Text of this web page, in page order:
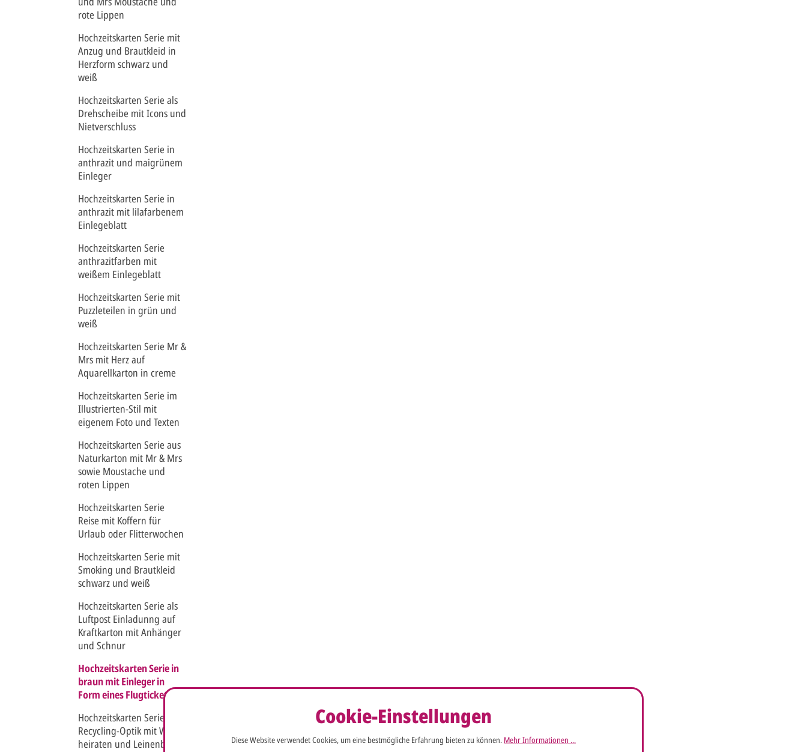
rote Lippen
Hochzeitskarten Serie mit
Anzug und Brautkleid in
Herzform schwarz und
weiß
Hochzeitskarten Serie als
Drehscheibe mit Icons und
Nietverschluss
Hochzeitskarten Serie in
anthrazit und maigrünem
Einleger
Hochzeitskarten Serie in
anthrazit mit lilafarbenem
Einlegeblatt
Hochzeitskarten Serie
anthrazitfarben mit
weißem Einlegeblatt
Hochzeitskarten Serie mit
Puzzleteilen in grün und
weiß
Hochzeitskarten Serie Mr &
Mrs mit Herz auf
Aquarellkarton in creme
Hochzeitskarten Serie im
Illustrierten-Stil mit
eigenem Foto und Texten
Hochzeitskarten Serie aus
Naturkarton mit Mr & Mrs
sowie Moustache und
roten Lippen
Hochzeitskarten Serie
Reise mit Koffern für
Urlaub oder Flitterwochen
Hochzeitskarten Serie mit
Smoking und Brautkleid
schwarz und weiß
Hochzeitskarten Serie als
Luftpost Einladunng auf
Kraftkarton mit Anhänger
und Schnur
Hochzeitskarten Serie in
braun mit Einleger in
Form eines Flugtickets
Hochzeitskarten Serie in
Recycling-Optik mit Wir
heiraten und Leinenband
Cookie-Einstellungen
Diese Website verwendet Cookies, um eine bestmögliche Erfahrung bieten zu können. Mehr Informationen ...